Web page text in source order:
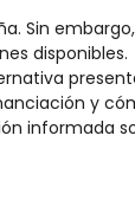
Sin
disponibles.
y
informada